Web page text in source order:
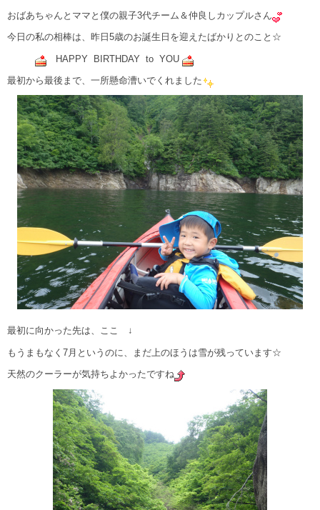
おばあちゃんとママと僕の親子3代チーム＆仲良しカップルさん
今日の私の相棒は、昨日5歳のお誕生日を迎えたばかりとのこと☆
HAPPY BIRTHDAY to YOU
最初から最後まで、一所懸命漕いでくれました
最初に向かった先は、ここ ↓
もうまもなく7月というのに、まだ上のほうは雪が残っています☆
天然のクーラーが気持ちよかったですね